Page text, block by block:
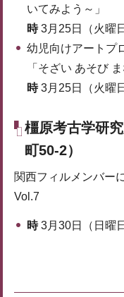
いてみよう～」
時3月25日（火曜
幼児向けアートプ
「そざい あそび
時3月25日（火曜
橿原考古学研
町50-2）
関西フィルメンバー
Vol.7
時3月30日（日曜